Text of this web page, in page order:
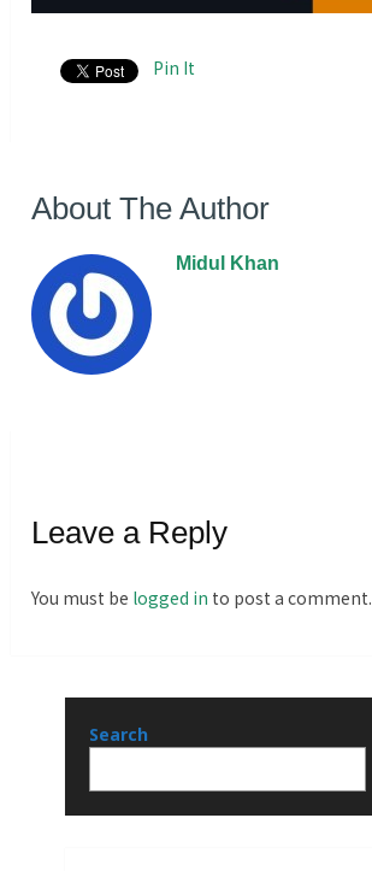
Pin It
About The Author
Midul Khan
Leave a Reply
You must be logged in to post a comment.
Search